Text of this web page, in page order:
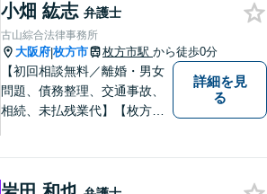
あればどうぞ気軽にお声がけ
ください。【オンライン・電
話相談可】【完全個室・防音
対応】
小畑 紘志 弁護士
古山綜合法律事務所
大阪府|枚方市 枚方市駅 から徒歩0分
【初回相談無料／離婚・男女
問題、債務整理、交通事故、
相続、未払残業代】【枚方市
めのお手伝いをしています。
詳細を見
る